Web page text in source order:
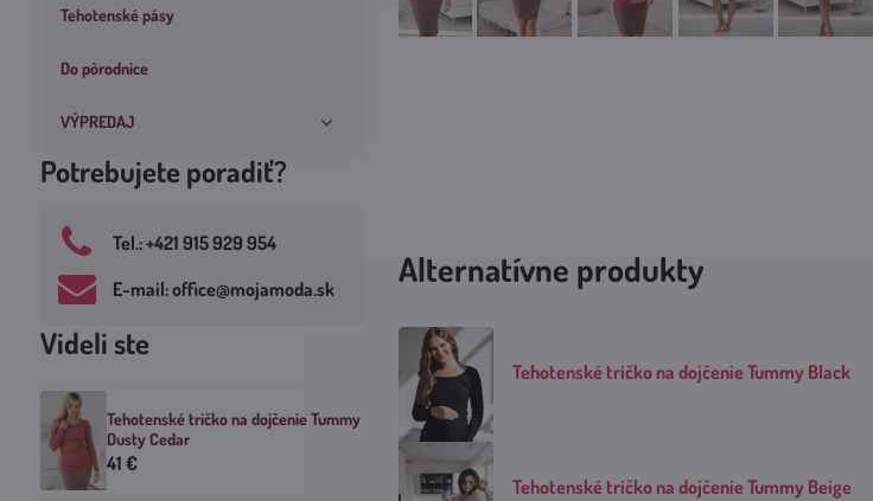
Alternatívne produkty
Tehotenské tričko na dojčenie Tummy Black
Tehotenské tričko na dojčenie Tummy Beige
Tehotenské pásy
Do pôrodnice
VÝPREDAJ
Potrebujete poradiť?
Tel​.: +421 915 929 954
E-mail: office​@mojamoda​.sk
Videli ste
Tehotenské tričko na dojčenie Tummy
Dusty Cedar
41 €